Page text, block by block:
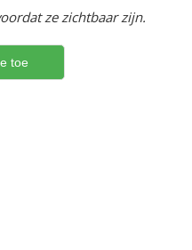
ze zichtbaar zijn.